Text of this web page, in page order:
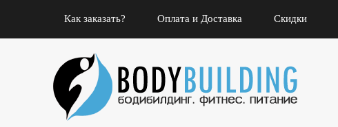
Как заказать? Оплата и Доставка Скидки